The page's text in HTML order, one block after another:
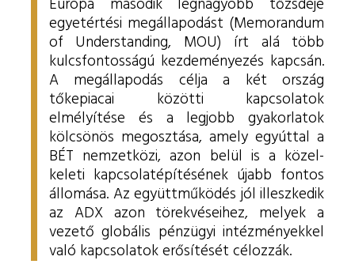
Európa második legnagyobb tőzsdéje
egyetértési megállapodást (Memorandum
of Understanding, MOU) írt alá több
kulcsfontosságú kezdeményezés kapcsán.
A megállapodás célja a két ország
tőkepiacai közötti kapcsolatok
elmélyítése és a legjobb gyakorlatok
kölcsönös megosztása, amely egyúttal a
BÉT nemzetközi, azon belül is a közel-
keleti kapcsolatépítésének újabb fontos
állomása. Az együttműködés jól illeszkedik
az ADX azon törekvéseihez, melyek a
vezető globális pénzügyi intézményekkel
való kapcsolatok erősítését célozzák.